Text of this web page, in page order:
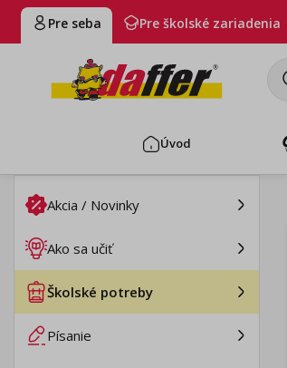
Pre seba Pre školské zariadenia
Úvod
Akcia / Novinky
Ako sa učiť
Školské potreby
Písanie